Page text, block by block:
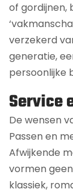
of gordijnen,
verzekerd
generatie,
persoonlijke
Service
De wensen
Passen en
Afwijkende
vormen
klassiek,